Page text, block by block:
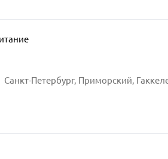
Санкт-Петербург, Приморский,